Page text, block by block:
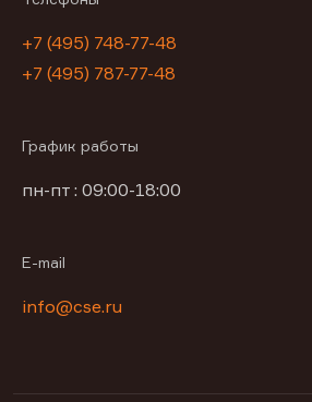
+7 (495) 748-77-48
+7 (495) 787-77-48
График работы
пн-пт : 09:00-18:00
E-mail
info@cse.ru